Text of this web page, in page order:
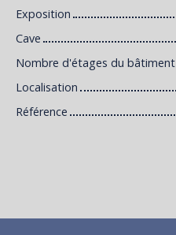
Exposition
Cave
Nombre d'étages du bâtiment
Localisation
Référence